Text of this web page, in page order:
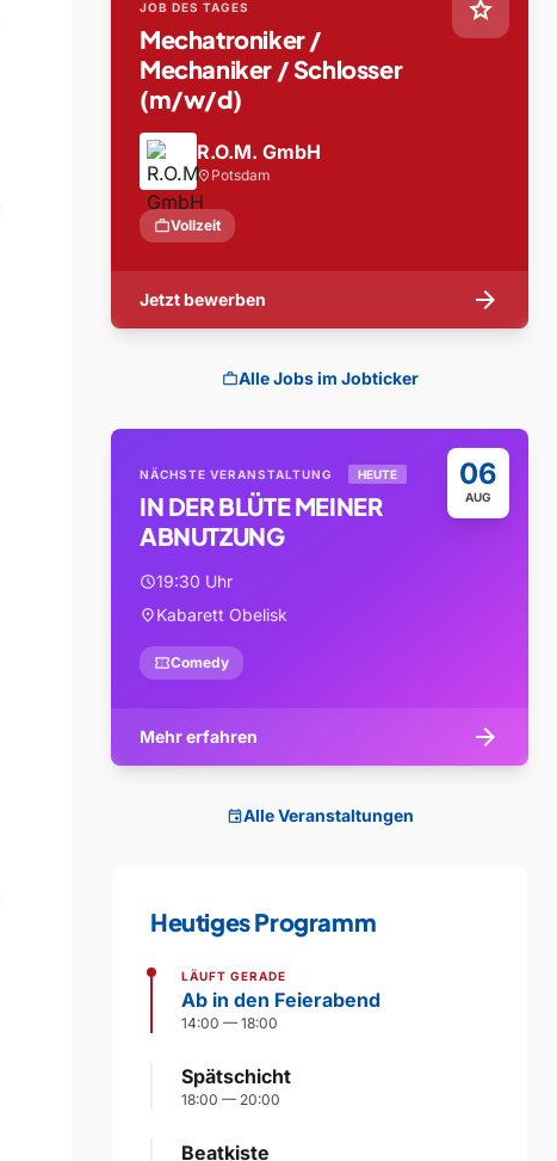
star
JOB DES TAGES
Mechatroniker /
Mechaniker / Schlosser
(m/w/d)
R.O.M. GmbH
location_on Potsdam
workVollzeit
Jetzt bewerben arrow_forward
workAlle Jobs im Jobticker
06
AUG
NÄCHSTE VERANSTALTUNG HEUTE
IN DER BLÜTE MEINER
ABNUTZUNG
schedule19:30 Uhr
location_onKabarett Obelisk
confirmation_numberComedy
Mehr erfahren arrow_forward
eventAlle Veranstaltungen
Heutiges Programm
LÄUFT GERADE
Ab in den Feierabend
14:00 — 18:00
Spätschicht
18:00 — 20:00
Beatkiste